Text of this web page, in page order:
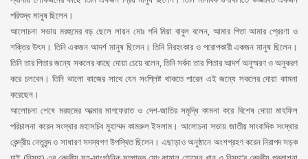
পরিশুদ্ধ মানুষ ছিলেন।
আলোচনা সভায় মরহুমের বড় ছেলে লায়ন মোঃ গনি মিয়া বাবুল বলেন, আমার পিতা আমার প্রেরণা ও
শক্তির উৎস। তিনি একজন আদর্শ মানুষ ছিলেন। তিনি নিরহংকার ও পরোপকারী একজন মানুষ ছিলেন।
তিনি তার পিতার জন্যে সকলের কাছে দোয়া চেয়ে বলেন, তিনি সর্বদা তার পিতার আদর্শ অনুস্মরণ ও অনুকরণ
করে চলবেন। তিনি ভালো কাজের সাথে যেন সংশ্লিষ্ট থাকতে পারেন এই জন্যে সকলের দোয়া কামনা
করেছেন।
আলোচনা শেষে মরহুমের আত্মার মাগফেরাত ও দেশ-জাতির সমৃদ্ধি কামনা করে বিশেষ দোয়া মাহফিল
পরিচালনা করেন সংস্থার মহাসচিব মুহাম্মদ কামরুল ইসলাম। আলোচনা সভায় জাতীয় সাংবাদিক সংস্থার
কেন্দ্রীয় নেতৃবৃন্দ ও সাধারণ সদস্যগণ উপস্থিত ছিলেন। এছাড়াও অনুষ্ঠানে অংশগ্রহণ করেন নিরাপদ সড়ক